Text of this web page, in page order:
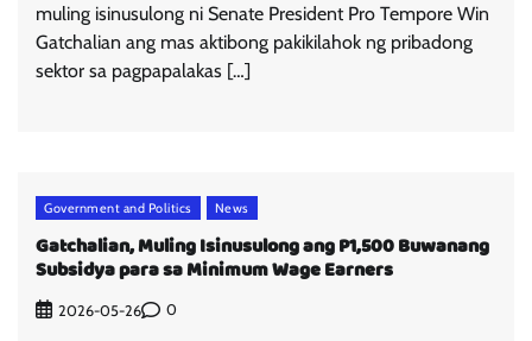
muling isinusulong ni Senate President Pro Tempore Win
Gatchalian ang mas aktibong pakikilahok ng pribadong
sektor sa pagpapalakas […]
Government and Politics News
Gatchalian, Muling Isinusulong ang P1,500 Buwanang
Subsidya para sa Minimum Wage Earners
2026-05-26 0